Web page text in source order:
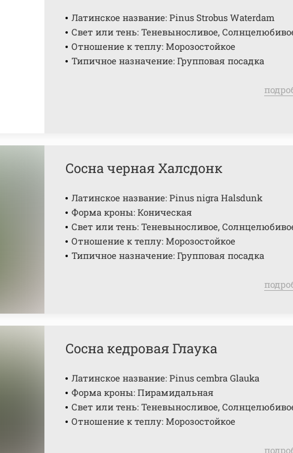
Латинское название: Pinus Strobus Waterdam
Свет или тень: Теневыносливое,
Отношение к теплу: Морозостойкое
Типичное назначение: Групповая посадка
Сосна черная Халсдонк
Латинское название: Pinus nigra Halsdunk
Форма кроны: Коническая
Свет или тень: Теневыносливое,
Отношение к теплу: Морозостойкое
Типичное назначение: Групповая посадка
Сосна кедровая Глаука
Латинское название: Pinus cembra Glauka
Форма кроны: Пирамидальная
Свет или тень: Теневыносливое,
Отношение к теплу: Морозостойкое